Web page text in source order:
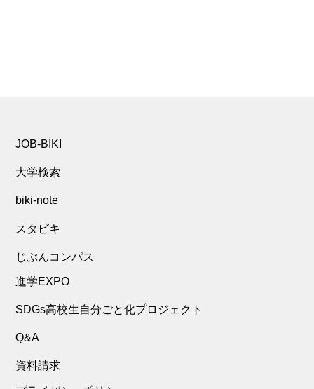
JOB-BIKI
大学検索
biki-note
スタビキ
じぶんコンパス
進学EXPO
SDGs高校生自分ごと化プロジェクト
Q&A
資料請求